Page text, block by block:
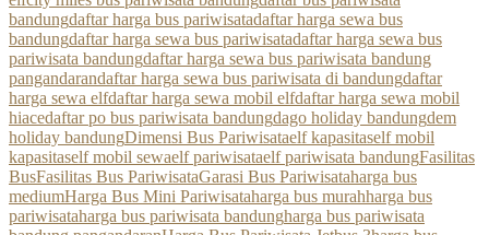
bandungdaftar harga bus pariwisatadaftar harga sewa bus
bandungdaftar harga sewa bus pariwisatadaftar harga sewa bus
pariwisata bandungdaftar harga sewa bus pariwisata bandung
pangandarandaftar harga sewa bus pariwisata di bandungdaftar
harga sewa elfdaftar harga sewa mobil elfdaftar harga sewa mobil
hiacedaftar po bus pariwisata bandungdago holiday bandungdem
holiday bandungDimensi Bus Pariwisataelf kapasitaself mobil
kapasitaself mobil sewaelf pariwisataelf pariwisata bandungFasilitas
BusFasilitas Bus PariwisataGarasi Bus Pariwisataharga bus
mediumHarga Bus Mini Pariwisataharga bus murahharga bus
pariwisataharga bus pariwisata bandungharga bus pariwisata